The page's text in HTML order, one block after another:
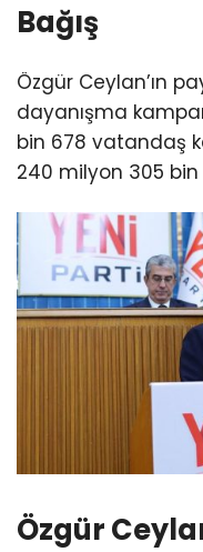
Bağış
Özgür Ceylan’ın
dayanışma
bin 678 vatandaş
240 milyon 305 bin
Özgür